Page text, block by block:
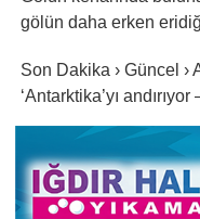
gölün daha erken
Son Dakika › Güncel ›
‘Antarktika’yı